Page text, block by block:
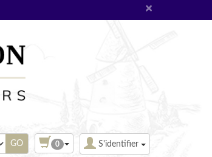
×
S'identifier
0